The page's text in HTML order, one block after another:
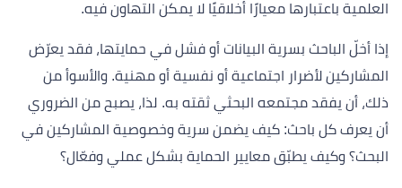
العلمية باعتبارها معيارًا أخلاقيًا لا يمكن التهاون فيه.
إذا أخلّ الباحث بسرية البيانات أو فشل في حمايتها، فقد يعرّض
المشاركين لأضرار اجتماعية أو نفسية أو مهنية. والأسوأ من
ذلك، أن يفقد مجتمعه البحثي ثقته به. لذا، يصبح من الضروري
أن يعرف كل باحث: كيف يضمن سرية وخصوصية المشاركين في
البحث؟ وكيف يطبّق معايير الحماية بشكل عملي وفعّال؟